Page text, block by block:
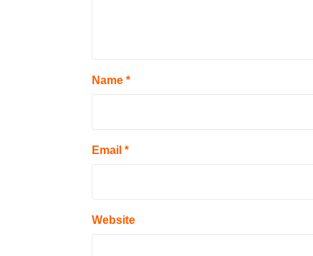
Name *
Email *
Website